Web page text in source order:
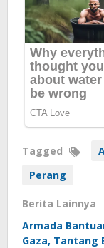
Tagged
Perang
Berita Lainnya
Armada
Gaza, Tantang